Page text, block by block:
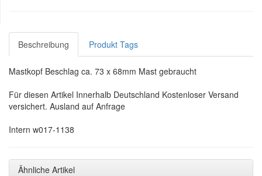
Beschreibung Produkt Tags
Mastkopf Beschlag ca. 73 x 68mm Mast gebraucht
Für diesen Artikel Innerhalb Deutschland Kostenloser Versand
versichert. Ausland auf Anfrage
Intern w017-1138
Ähnliche Artikel